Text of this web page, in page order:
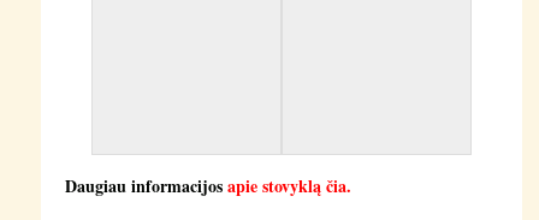
Daugiau informacijosapie stovyklą čia.